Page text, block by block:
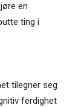
en
ting i
tilegner seg
ferdighet